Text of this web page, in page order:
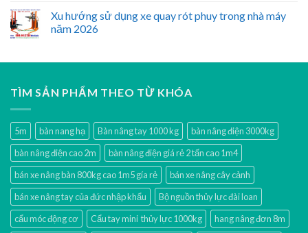
Xu hướng sử dụng xe quay rót phuy trong nhà máy
năm 2026
TÌM SẢN PHẨM THEO TỪ KHÓA
5m bàn nang hạ Bàn nâng tay 1000 kg
bàn nâng điện 3000kg
bàn nâng điện cao 2m
bàn nâng điện giá rẻ 2 tấn cao 1m4
bán xe nâng bàn 800kg cao 1m5 gía rẻ
bán xe nâng cây cảnh
bán xe nâng tay của đức nhập khẩu
Bộ nguồn thủy lực đài loan
cẩu móc động cơ
Cẩu tay mini thủy lực 1000kg
hang nâng đơn 8m